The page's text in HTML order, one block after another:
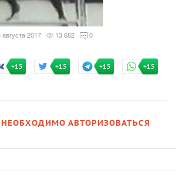
августа 2017 13 682 0
+15 +15 +15 +15
АВТОРИЗОВАТЬСЯ